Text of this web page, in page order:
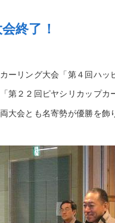
終了！
ーリング大会「第４回ハッ
第２２回ピヤシリカップ
大会とも名寄勢が優勝を飾